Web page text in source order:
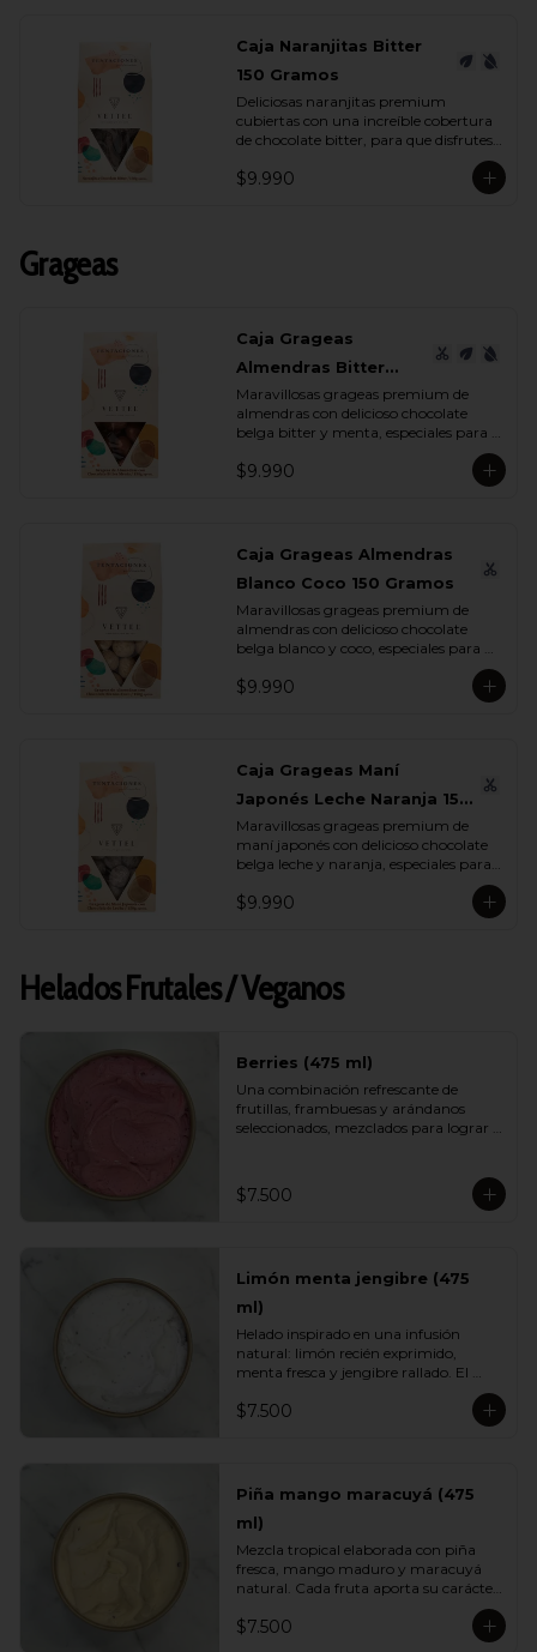
Caja Naranjitas Bitter
150 Gramos
Deliciosas naranjitas premium
cubiertas con una increíble cobertura
de chocolate bitter, para que disfrutes
espectacular sabor.
$9.990
Grageas
Caja Grageas
Almendras Bitter
Menta 150 Gramos
Maravillosas grageas premium de
almendras con delicioso chocolate
belga bitter y menta, especiales para
quieres.
$9.990
Caja Grageas Almendras
Blanco Coco 150 Gramos
Maravillosas grageas premium de
almendras con delicioso chocolate
belga blanco y coco, especiales para
quieres.
$9.990
Caja Grageas Maní
Japonés Leche Naranja 150
Gramos
Maravillosas grageas premium de
maní japonés con delicioso chocolate
belga leche y naranja, especiales para
quieres.
$9.990
Helados Frutales / Veganos
Berries (475 ml)
Una combinación refrescante de
frutillas, frambuesas y arándanos
seleccionados, mezclados para lograr
textura ligera lo convierten en un
helado fresco, aromático y perfecto
$7.500
Limón menta jengibre (475
ml)
Helado inspirado en una infusión
natural: limón recién exprimido,
menta fresca y jengibre rallado. El
refrescante y ligeramente especiado,
$7.500
Piña mango maracuyá (475
ml)
Mezcla tropical elaborada con piña
fresca, mango maduro y maracuyá
natural. Cada fruta aporta su carácter:
dulzor, jugosidad y acidez vibrante. Un
helado ligero, muy refrescante y lleno
$7.500